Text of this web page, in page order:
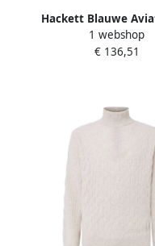
Hackett Blauwe
Acetaat Plastic
1 webshop
€ 136,51